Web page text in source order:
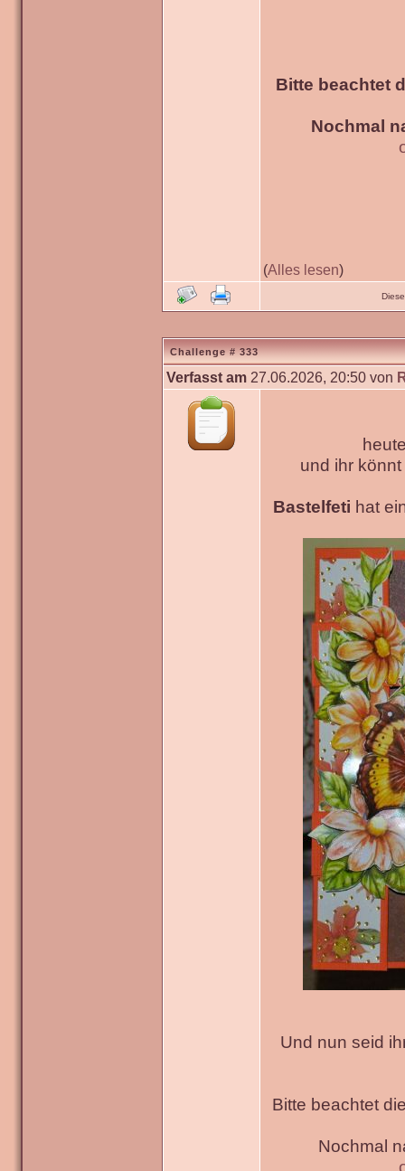
Bitte beachtet
Nochmal
(Alles lesen)
Challenge # 333
Verfasst am 27.06.2026, 20:50 von
und ihr
Bastelfeti hat
Und nun seid
Bitte beachtet
Nochmal